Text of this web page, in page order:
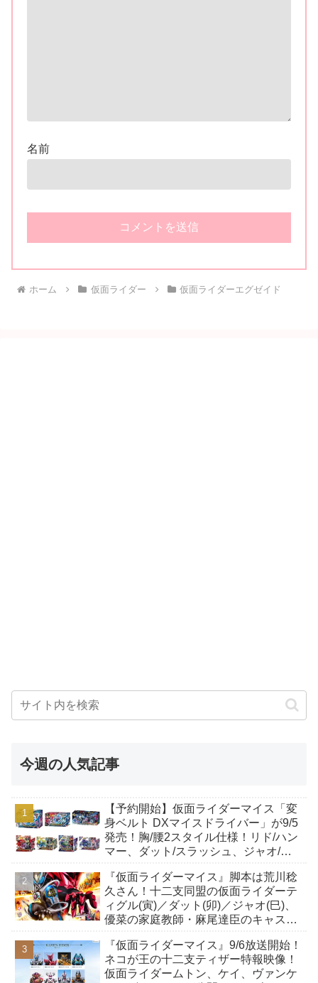
名前
ホーム 仮面ライダー 仮面ライダーエグゼイド
今週の人気記事
【予約開始】仮面ライダーマイス「変
身ベルト DXマイスドライバー」が9/5
発売！胸/腰2スタイル仕様！リド/ハン
マー、ダット/スラッシュ、ジャオ/バ
も！
『仮面ライダーマイス』脚本は荒川稔
久さん！十二支同盟の仮面ライダーテ
ィグル(寅)／ダット(卯)／ジャオ(巳)、
優菜の家庭教師・麻尾達臣のキャスト
んも変身！
『仮面ライダーマイス』9/6放送開始！
ネコが王の十二支ティザー特報映像！
仮面ライダームトン、ケイ、ヴァンケ